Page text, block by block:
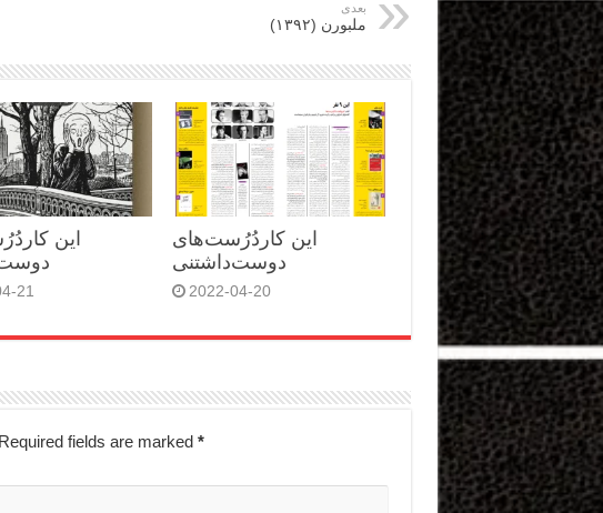
بعدی
ملبورن (۱۳۹۲)
این
21
این کاردُرُست‌های
دوست‌داشتنی
2022-04-20
Required fields are marked *